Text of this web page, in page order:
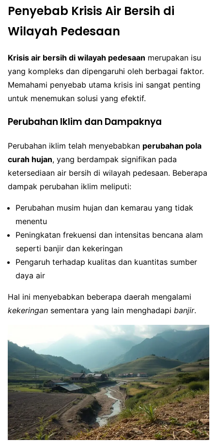
Penyebab Krisis Air Bersih di
Wilayah Pedesaan
Krisis air bersih di wilayah pedesaan merupakan isu
yang kompleks dan dipengaruhi oleh berbagai faktor.
Memahami penyebab utama krisis ini sangat penting
untuk menemukan solusi yang efektif.
Perubahan Iklim dan Dampaknya
Perubahan iklim telah menyebabkan perubahan pola
curah hujan, yang berdampak signifikan pada
ketersediaan air bersih di wilayah pedesaan. Beberapa
dampak perubahan iklim meliputi:
Perubahan musim hujan dan kemarau yang tidak
menentu
Peningkatan frekuensi dan intensitas bencana alam
seperti banjir dan kekeringan
Pengaruh terhadap kualitas dan kuantitas sumber
daya air
Hal ini menyebabkan beberapa daerah mengalami
kekeringan sementara yang lain menghadapi banjir.